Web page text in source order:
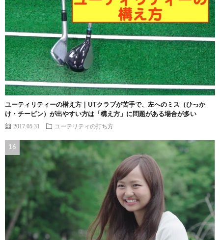
ユーティリティーの構え方｜UTクラブが苦手で、左へのミス（ひっか
け・チーピン）が出やすい方は「構え方」に問題がある場合が多い
2017.05.31 ユーテリティの打ち方